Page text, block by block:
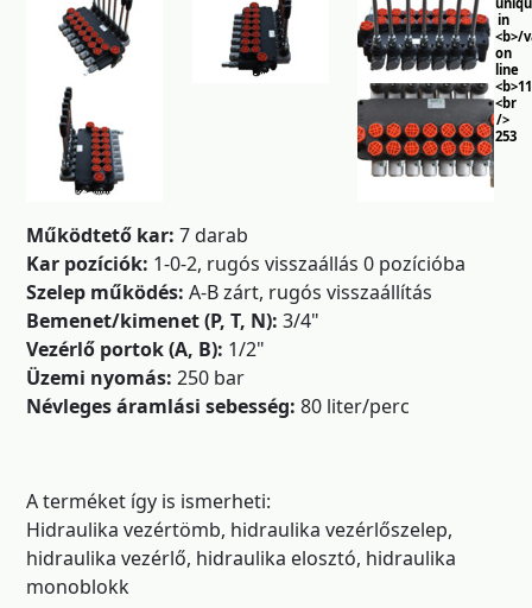
in
<b>/
on
line
<br
/>
253
Működtető kar: 7 darab
Kar pozíciók: 1-0-2, rugós visszaállás 0 pozícióba
Szelep működés: A-B zárt, rugós visszaállítás
Bemenet/kimenet (P, T, N): 3/4"
Vezérlő portok (A, B): 1/2"
Üzemi nyomás: 250 bar
Névleges áramlási sebesség: 80 liter/perc
A terméket így is ismerheti:
Hidraulika vezértömb, hidraulika vezérlőszelep,
hidraulika vezérlő, hidraulika elosztó, hidraulika
monoblokk